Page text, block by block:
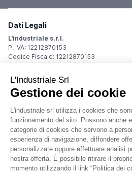
Dati Legali
L'industriale s.r.l.
P. IVA: 12212870153
Codice Fiscale: 12212870153
Sede Legale
Via Carlo Dolci, 32
20148 Milano (MI)
Italy
Registro Imprese
Iscrizione R.I.: 12212870153
REA: MI-1539011
Capitale sociale: Euro 10.400,00 i.v.